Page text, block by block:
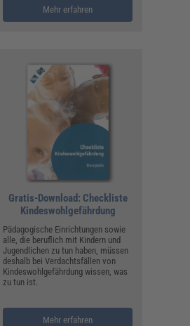
Mehr erfahren
Gratis-Download: Checkliste
Kindeswohlgefährdung
Pädagogische Einrichtungen sowie
alle, die beruflich mit Kindern und
Jugendlichen zu tun haben, müssen
deshalb bei Verdachtsfällen von
Kindeswohlgefährdung wissen, was
zu tun ist.
Mehr erfahren